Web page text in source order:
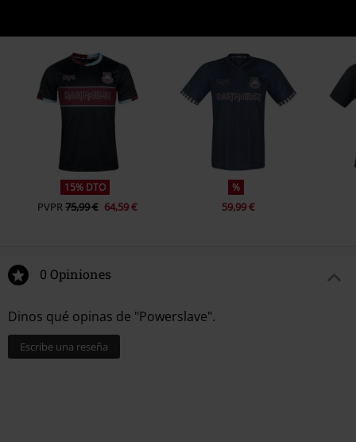
15% DTO
PVPR75,99 € 64,59 €
%
59,99 €
0 Opiniones
Dinos qué opinas de "Powerslave".
Escribe una reseña